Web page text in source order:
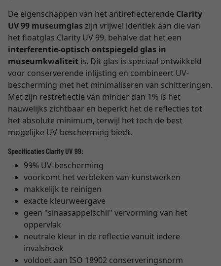
De eigenschappen van het antireflecterende Clarity
UV 99 museumglaszijn vrijwel identiek aan die van
het floatglas Clarity UV 99, behalve dat het een
interferentie-optisch ontspiegeld glas in
museumkwaliteit is. Dit glas is speciaal ontwikkeld
voor conserverende inlijsting en combineert UV-
bescherming met het minimaliseren van schitteringen.
Met zijn restreflectie van minder dan 1% is het
nauwelijks zichtbaar en beperkt het de reflecties tot
het absolute minimum, terwijl het toch de best
mogelijke UV-bescherming biedt.
Specificaties Clarity UV 99:
99% UV-bescherming
voorkomt het verbleken van kunstwerken
makkelijk te reinigen
exacte kleurweergave
geen "sinaasappelschil" vervorming van het
oppervlak
neutrale kleur in de reflectie vanuit iedere
invalshoek
voldoet aan ISO 18902 conserveringsnorm